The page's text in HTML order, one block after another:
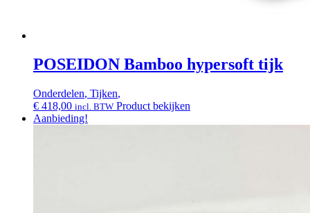
POSEIDON Bamboo hypersoft tijk
Onderdelen, Tijken,
€ 418,00 incl. BTW Product bekijken
Aanbieding!